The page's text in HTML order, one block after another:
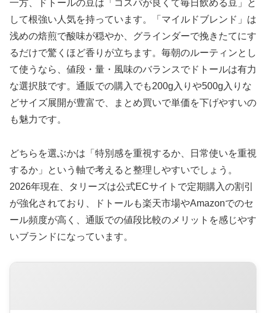
一方、ドトールの豆は「コスパが良くて毎日飲める豆」と
して根強い人気を持っています。「マイルドブレンド」は
浅めの焙煎で酸味が穏やか、グラインダーで挽きたてにす
るだけで驚くほど香りが立ちます。毎朝のルーティンとし
て使うなら、値段・量・風味のバランスでドトールは有力
な選択肢です。通販での購入でも200g入りや500g入りな
どサイズ展開が豊富で、まとめ買いで単価を下げやすいの
も魅力です。
どちらを選ぶかは「特別感を重視するか、日常使いを重視
するか」という軸で考えると整理しやすいでしょう。
2026年現在、タリーズは公式ECサイトで定期購入の割引
が強化されており、ドトールも楽天市場やAmazonでのセ
ール頻度が高く、通販での値段比較のメリットを感じやす
いブランドになっています。